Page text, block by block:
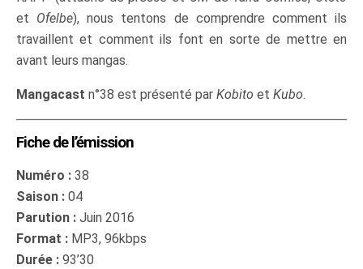
et Ofelbe), nous tentons de comprendre comment ils
travaillent et comment ils font en sorte de mettre en
avant leurs mangas.
Mangacast n°38 est présenté par Kobito et Kubo.
Fiche de l’émission
Numéro : 38
Saison : 04
Parution : Juin 2016
Format : MP3, 96kbps
Durée : 93’30